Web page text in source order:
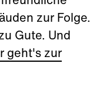
zur Folge.
Gute. Und
geht's zur